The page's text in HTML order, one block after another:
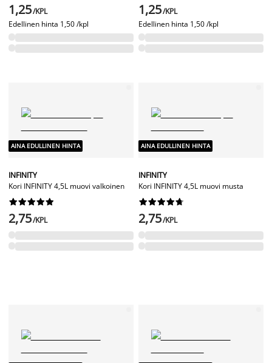
1,25/KPL
Edellinen hinta 1,50 /kpl
1,25/KPL
Edellinen hinta 1,50 /kpl
AINA EDULLINEN HINTA
INFINITY
Kori INFINITY 4,5L muovi valkoinen






2,75/KPL
AINA EDULLINEN HINTA
INFINITY
Kori INFINITY 4,5L muovi musta






2,75/KPL